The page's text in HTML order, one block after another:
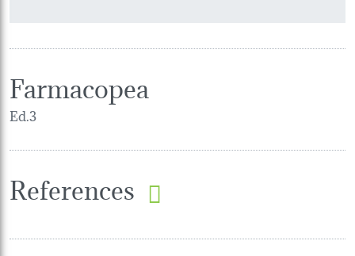
Farmacopea
Ed.3
References